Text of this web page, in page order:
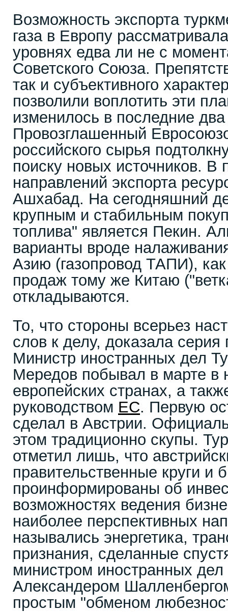
Возможность экспорта
газа в Европу
уровнях едва ли не с
Советского Союза.
так и субъективного
позволили воплотить эти
изменилось в последние два
Провозглашенный
российского сырья
поиску новых источников. В
направлений экспорта
Ашхабад. На сегодняшний
крупным и стабильным
топлива" является Пекин.
варианты вроде
Азию (газопровод ТАПИ),
продаж тому же Китаю
откладываются.
То, что стороны всерьез
слов к делу, доказала серия
Министр иностранных дел
Мередов побывал в марте в
европейских странах, а
руководством ЕС. Первую
сделал в Австрии.
этом традиционно скупы.
отметил лишь, что
правительственные круги и
проинформированы об
возможностях ведения
наиболее перспективных
назывались энергетика,
признания, сделанные
министром иностранных дел
Александером
простым "обменом